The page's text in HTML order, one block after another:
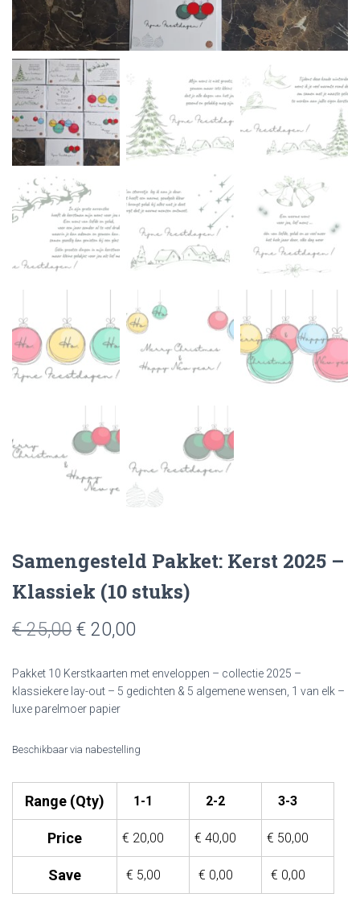
Samengesteld Pakket: Kerst 2025 –
Klassiek (10 stuks)
€ 25,00 € 20,00
Pakket 10 Kerstkaarten met enveloppen – collectie 2025 –
klassiekere lay-out – 5 gedichten & 5 algemene wensen, 1 van elk –
luxe parelmoer papier
Beschikbaar via nabestelling
Range (Qty) 1-1 2-2 3-3
Price € 20,00 € 40,00 € 50,00
Save € 5,00 € 0,00 € 0,00